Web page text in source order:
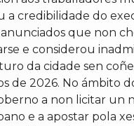
a credibilidade do
que non
e considerou
da cidade sen
de 2026. No ámbito
a non licitar un
e a apostar pola